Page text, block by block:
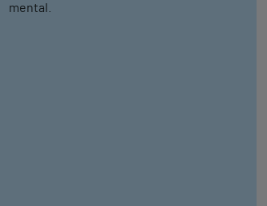
mental.